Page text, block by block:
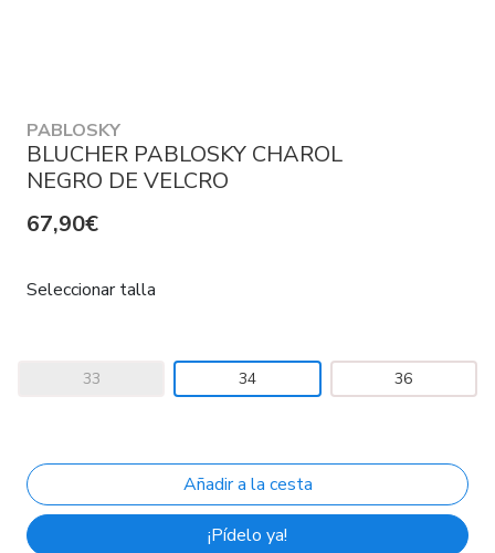
PABLOSKY
BLUCHER PABLOSKY CHAROL
NEGRO DE VELCRO
67,90€
Seleccionar talla
33 34 36
¡Pídelo ya!